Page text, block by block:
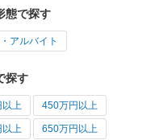
態で探す
アルバイト
探す
以上 450万円以上
以上 650万円以上